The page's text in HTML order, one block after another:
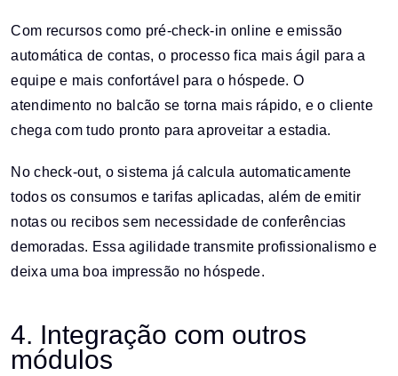
Com recursos como pré-check-in online e emissão
automática de contas, o processo fica mais ágil para a
equipe e mais confortável para o hóspede. O
atendimento no balcão se torna mais rápido, e o cliente
chega com tudo pronto para aproveitar a estadia.
No check-out, o sistema já calcula automaticamente
todos os consumos e tarifas aplicadas, além de emitir
notas ou recibos sem necessidade de conferências
demoradas. Essa agilidade transmite profissionalismo e
deixa uma boa impressão no hóspede.
4. Integração com outros
módulos